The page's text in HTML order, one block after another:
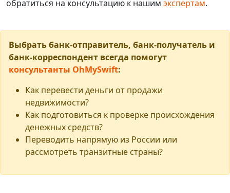
обратиться на консультацию к нашим экспертам.
Выбрать банк-отправитель, банк-получатель и
банк-корреспондент всегда помогут
консультанты OhMySwift:
Как перевести деньги от продажи
недвижимости?
Как подготовиться к проверке происхождения
денежных средств?
Переводить напрямую из России или
рассмотреть транзитные страны?